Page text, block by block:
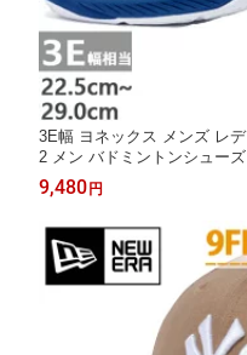
3E幅 ヨネックス メンズ レ
2 メン バドミントンシュー
EX SHBAZ2M
9,480 円